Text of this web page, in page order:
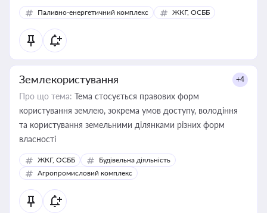
Паливно-енергетичний комплекс ЖКГ, ОСББ
Землекористування +4
Про що тема: Тема стосується правових форм
користування землею, зокрема умов доступу, володіння
та користування земельними ділянками різних форм
власності
ЖКГ, ОСББ
Будівельна діяльність
Агропромисловий комплекс